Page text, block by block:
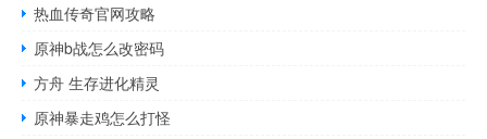
热血传奇官网攻略
原神b战怎么改密码
方舟 生存进化精灵
原神暴走鸡怎么打怪